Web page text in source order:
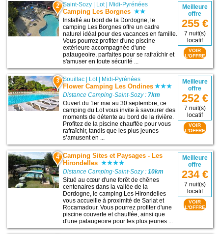
2 Saint-Sozy Lot| Midi-Pyrénées
Camping Les Borgnes
Installé au bord de la Dordogne, le
camping Les Borgnes offre un cadre
naturel idéal pour des vacances en famille.
Vous pourrez profiter d'une piscine
extérieure accompagnée d'une
pataugeoire, parfaites pour se rafraîchir et
s'amuser en toute sécurité ...
Meilleure
offre
255 €
7 nuit(s)
locatif
VOIR
L'OFFRE
3 Souillac Lot| Midi-Pyrénées
Flower Camping Les Ondines
Distance Camping-Saint-Sozy : 7km
Ouvert du 1er mai au 30 septembre, ce
camping du Lot vous invite à savourer des
moments de détente au bord de la rivière.
Profitez de la piscine chauffée pour vous
rafraîchir, tandis que les plus jeunes
s’amusent en ...
Meilleure
offre
252 €
7 nuit(s)
locatif
VOIR
L'OFFRE
4 Camping Sites et Paysages - Les
Hirondelles
Distance Camping-Saint-Sozy :10km
Situé au cœur d'une forêt de chênes
centenaires dans la vallée de la
Dordogne, le camping Les Hirondelles
vous accueille à proximité de Sarlat et
Rocamadour. Vous pourrez profiter d'une
piscine couverte et chauffée, ainsi que
d'une pataugeoire pour les plus jeunes ...
Meilleure
offre
234 €
7 nuit(s)
locatif
VOIR
L'OFFRE